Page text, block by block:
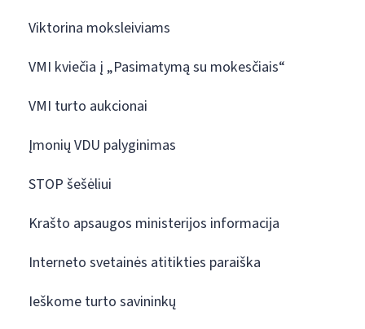
Viktorina moksleiviams
VMI kviečia į „Pasimatymą su mokesčiais“
VMI turto aukcionai
Įmonių VDU palyginimas
STOP šešėliui
Krašto apsaugos ministerijos informacija
Interneto svetainės atitikties paraiška
Ieškome turto savininkų